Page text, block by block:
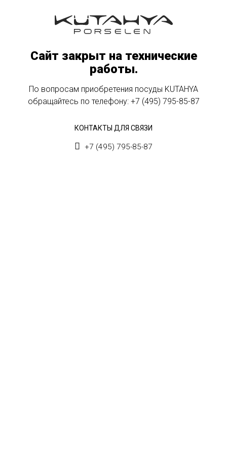
Сайт закрыт на технические
работы.
По вопросам приобретения посуды KUTAHYA
обращайтесь по телефону: +7 (495) 795-85-87
КОНТАКТЫ ДЛЯ СВЯЗИ
+7 (495) 795-85-87